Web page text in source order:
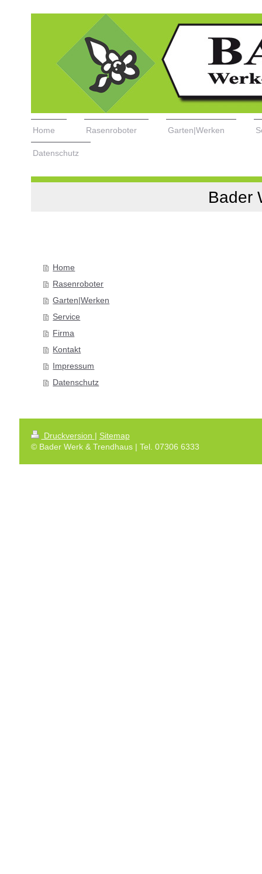
Home Rasenroboter Garten|Werken
Datenschutz
Bader
Home
Rasenroboter
Garten|Werken
Service
Firma
Kontakt
Impressum
Datenschutz
Druckversion | Sitemap
© Bader Werk & Trendhaus | Tel. 07306 6333